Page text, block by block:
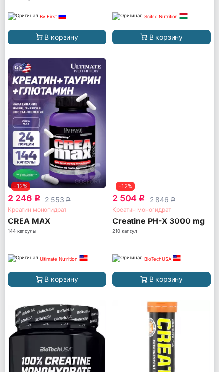
Be First
В корзину
Scitec Nutrition
В корзину
-12%
2 246 q 2 553q
Креатин моногидрат
CREA MAX
144 капсулы
Ultimate Nutrition
В корзину
-12%
2 504 q 2 846q
Креатин моногидрат
Creatine PH-X 3000 mg
210 капсул
BioTechUSA
В корзину